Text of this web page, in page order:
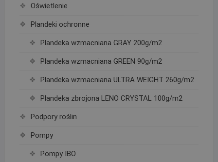
Oświetlenie
Plandeki ochronne
Plandeka wzmacniana GRAY 200g/m2
Plandeka wzmacniana GREEN 90g/m2
Plandeka wzmacniana ULTRA WEIGHT 260g/m2
Plandeka zbrojona LENO CRYSTAL 100g/m2
Podpory roślin
Pompy
Pompy IBO